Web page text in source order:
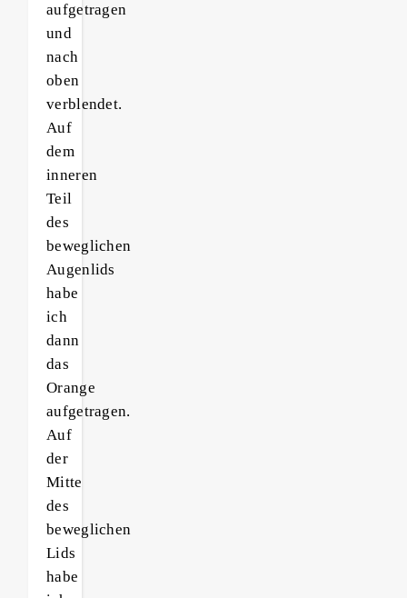
aufgetragen
und
nach
oben
verblendet.
Auf
dem
inneren
Teil
des
beweglichen
Augenlids
habe
ich
dann
das
Orange
aufgetragen.
Auf
der
Mitte
des
beweglichen
Lids
habe